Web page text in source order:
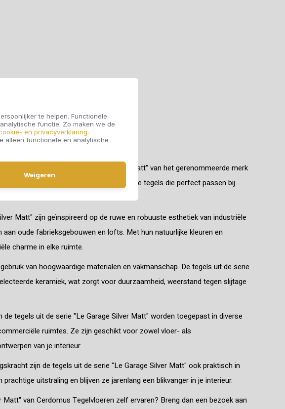
te helpen. Functionele
functie. Zo maken we de
en privacyverklaring.
alleen functionele en analytische
Weigeren
charme met de serie "Le Garage Silver Matt" van het gerenommeerde merk
Deze serie biedt een prachtige collectie tegels die perfect passen bij
Matt" zijn geïnspireerd op de ruwe en robuuste esthetiek van industriële
oude fabrieksgebouwen en lofts. Met hun natuurlijke kleuren en
charme in elke ruimte.
van hoogwaardige materialen en vakmanschap. De tegels uit de serie
keramiek, wat zorgt voor duurzaamheid, weerstand tegen slijtage
de tegels uit de serie "Le Garage Silver Matt" worden toegepast in diverse
ruimtes. Ze zijn geschikt voor zowel vloer- als
van je interieur.
zijn de tegels uit de serie "Le Garage Silver Matt" ook praktisch in
uitstraling en blijven ze jarenlang een blikvanger in je interieur.
Matt" van Cerdomus Tegelvloeren zelf ervaren? Breng dan een bezoek aan